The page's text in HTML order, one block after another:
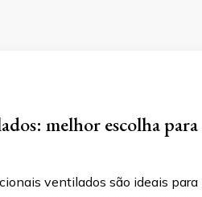
melhor escolha para
ventilados são ideais para